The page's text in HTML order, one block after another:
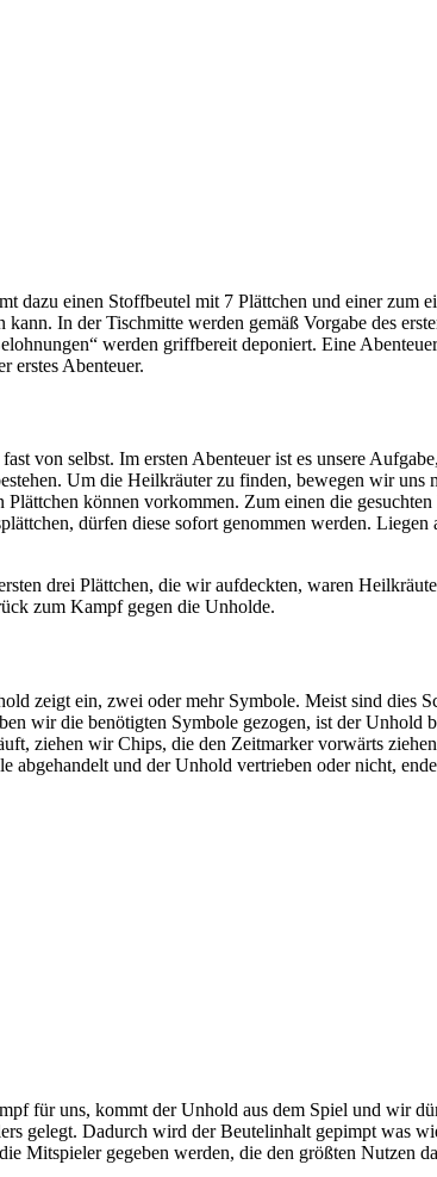
einen Stoffbeutel mit 7 Plättchen und einer zum
In der Tischmitte werden gemäß Vorgabe des
werden griffbereit deponiert. Eine
erstes Abenteuer.
von selbst. Im ersten Abenteuer ist es unsere
Um die Heilkräuter zu finden, bewegen wir
können vorkommen. Zum einen die
dürfen diese sofort genommen werden.
drei Plättchen, die wir aufdeckten, waren
zum Kampf gegen die Unholde.
zeigt ein, zwei oder mehr Symbole. Meist sind dies
wir die benötigten Symbole gezogen, ist der
ziehen wir Chips, die den Zeitmarker vorwärts
abgehandelt und der Unhold vertrieben oder nicht,
für uns, kommt der Unhold aus dem Spiel und wir
gelegt. Dadurch wird der Beutelinhalt gepimpt was
Mitspieler gegeben werden, die den größten Nutzen